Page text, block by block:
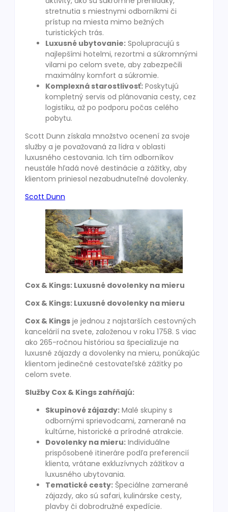
stretnutia s miestnymi odborníkmi či
prístup na miesta mimo bežných
turistických trás.
Luxusné ubytovanie: Spolupracujú s
najlepšími hotelmi, rezortmi a súkromnými
vilami po celom svete, aby zabezpečili
maximálny komfort a súkromie.
Komplexná starostlivosť: Poskytujú
kompletný servis od plánovania cesty, cez
logistiku, až po podporu počas celého
pobytu.
Scott Dunn získala množstvo ocenení za svoje
služby a je považovaná za lídra v oblasti
luxusného cestovania. Ich tím odborníkov
neustále hľadá nové destinácie a zážitky, aby
klientom priniesol nezabudnuteľné dovolenky.
Scott Dunn
Cox & Kings: Luxusné dovolenky na mieru
Cox & Kings: Luxusné dovolenky na mieru
Cox & Kings je jednou z najstarších cestovných
kancelárií na svete, založenou v roku 1758. S viac
ako 265-ročnou históriou sa špecializuje na
luxusné zájazdy a dovolenky na mieru, ponúkajúc
klientom jedinečné cestovateľské zážitky po
celom svete.
Služby Cox & Kings zahŕňajú:
Skupinové zájazdy: Malé skupiny s
odbornými sprievodcami, zamerané na
kultúrne, historické a prírodné atrakcie.
Dovolenky na mieru: Individuálne
prispôsobené itineráre podľa preferencií
klienta, vrátane exkluzívnych zážitkov a
luxusného ubytovania.
Tematické cesty: Špeciálne zamerané
zájazdy, ako sú safari, kulinárske cesty,
plavby či dobrodružné expedície.